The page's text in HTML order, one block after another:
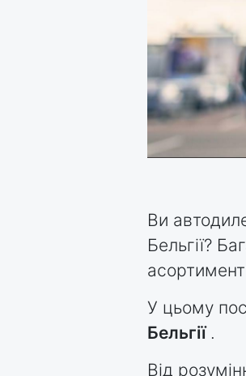
Ви
Бельгії?
асортимент
У цьому
Бельгії.
Від